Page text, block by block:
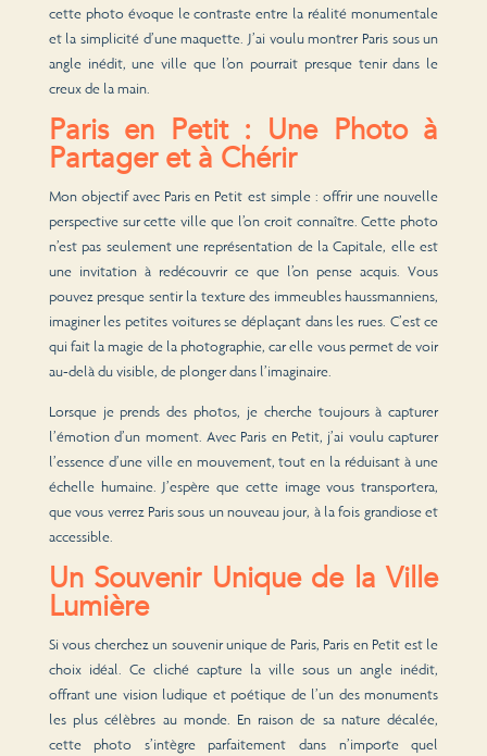
cette photo évoque le contraste entre la réalité monumentale
et la simplicité d’une maquette. J’ai voulu montrer Paris sous un
angle inédit, une ville que l’on pourrait presque tenir dans le
creux de la main.
Paris en Petit : Une Photo à
Partager et à Chérir
Mon objectif avec Paris en Petit est simple : offrir une nouvelle
perspective sur cette ville que l’on croit connaître. Cette photo
n’est pas seulement une représentation de la Capitale, elle est
une invitation à redécouvrir ce que l’on pense acquis. Vous
pouvez presque sentir la texture des immeubles haussmanniens,
imaginer les petites voitures se déplaçant dans les rues. C’est ce
qui fait la magie de la photographie, car elle vous permet de voir
au-delà du visible, de plonger dans l’imaginaire.
Lorsque je prends des photos, je cherche toujours à capturer
l’émotion d’un moment. Avec Paris en Petit, j’ai voulu capturer
l’essence d’une ville en mouvement, tout en la réduisant à une
échelle humaine. J’espère que cette image vous transportera,
que vous verrez Paris sous un nouveau jour, à la fois grandiose et
accessible.
Un Souvenir Unique de la Ville
Lumière
Si vous cherchez un souvenir unique de Paris, Paris en Petit est le
choix idéal. Ce cliché capture la ville sous un angle inédit,
offrant une vision ludique et poétique de l’un des monuments
les plus célèbres au monde. En raison de sa nature décalée,
cette photo s’intègre parfaitement dans n’importe quel